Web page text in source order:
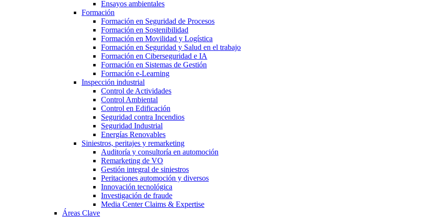
Ensayos ambientales
Formación
Formación en Seguridad de Procesos
Formación en Sostenibilidad
Formación en Movilidad y Logística
Formación en Seguridad y Salud en el trabajo
Formación en Ciberseguridad e IA
Formación en Sistemas de Gestión
Formación e-Learning
Inspección industrial
Control de Actividades
Control Ambiental
Control en Edificación
Seguridad contra Incendios
Seguridad Industrial
Energías Renovables
Siniestros, peritajes y remarketing
Auditoría y consultoría en automoción
Remarketing de VO
Gestión integral de siniestros
Peritaciones automoción y diversos
Innovación tecnológica
Investigación de fraude
Media Center Claims & Expertise
Áreas Clave